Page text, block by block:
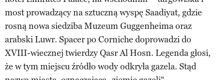
most prowadzący na sztuczną wyspę Saadiyat, gdzie
rosną nowa siedziba Muzeum Guggenheima oraz
arabski Luwr. Spacer po Corniche doprowadzi do
XVIII-wiecznej twierdzy Qasr Al Hosn. Legenda głosi,
że w tym miejscu źródło wody odkryła gazela. Stąd